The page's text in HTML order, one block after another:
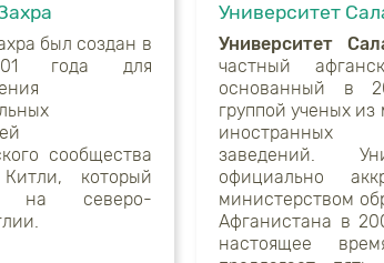
был создан в
года для
сообщества
который
на северо-
Университет
Университет
частный
основанный в
группой ученых
иностранных
заведений.
официально
министерством
Афганистана в
настоящее